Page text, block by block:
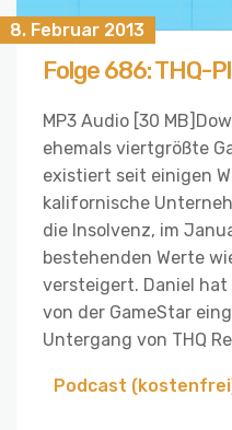
8. Februar 2013
Folge 686: THQ-
MP3 Audio [30
ehemals viertgrößte
existiert seit einigen
kalifornische
die Insolvenz, im
bestehenden Werte
versteigert. Daniel hat
von der GameStar
Untergang von THQ
Podcast